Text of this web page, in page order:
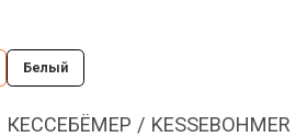
Белый
КЕССЕБЁМЕР / KESSEBOHMER